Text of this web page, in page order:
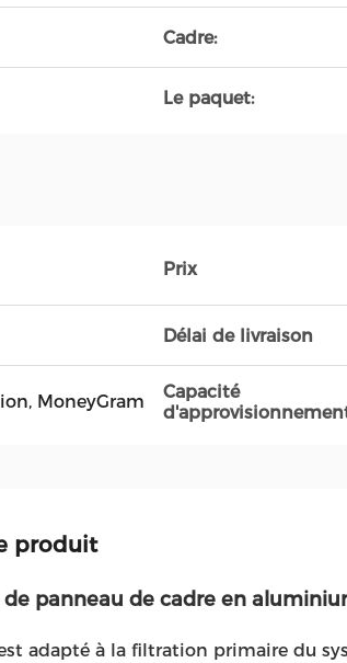
Cadre:
Le paquet:
Prix
Délai de livraison
MoneyGram
Capacité
produit
de panneau de cadre en
adapté à la filtration primaire du